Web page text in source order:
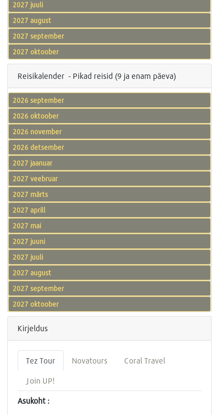
2027 juuli
2027 august
2027 september
2027 oktoober
Reisikalender - Pikad reisid (9 ja enam päeva)
2026 september
2026 oktoober
2026 november
2026 detsember
2027 jaanuar
2027 veebruar
2027 märts
2027 aprill
2027 mai
2027 juuni
2027 juuli
2027 august
2027 september
2027 oktoober
Kirjeldus
Tez Tour Novatours Coral Travel
Join UP!
Asukoht :